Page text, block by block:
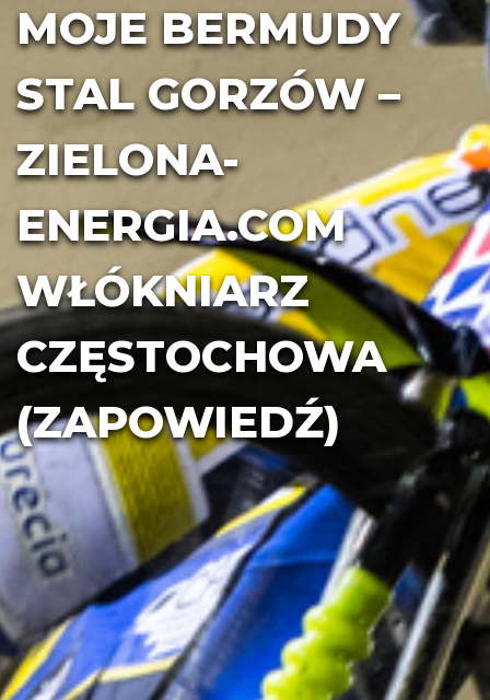
MOJE BERMUDY
STAL GORZÓW –
ZIELONA-
ENERGIA.COM
WŁÓKNIARZ
CZĘSTOCHOWA
(ZAPOWIEDŹ)